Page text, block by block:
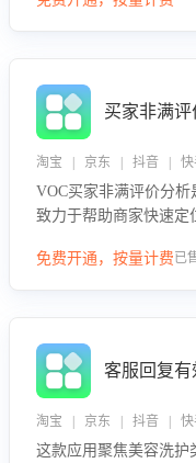
绪、归因争议根源，并
买家非满
淘宝 | 京东 | 抖音 | 快
VOC买家非满评价分析
致力于帮助商家快速定
或其它部门原因，明确
免费开通，按量计费已
客服回复
淘宝 | 京东 | 抖音 | 快
这款应用聚焦美容洗护